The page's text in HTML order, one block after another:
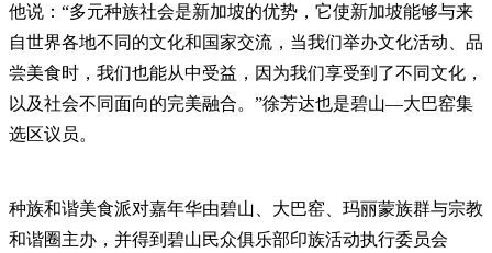
他说：“多元种族社会是新加坡的优势，它使新加坡能够与来
自世界各地不同的文化和国家交流，当我们举办文化活动、品
尝美食时，我们也能从中受益，因为我们享受到了不同文化，
以及社会不同面向的完美融合。”徐芳达也是碧山—大巴窑集
选区议员。
种族和谐美食派对嘉年华由碧山、大巴窑、玛丽蒙族群与宗教
和谐圈主办，并得到碧山民众俱乐部印族活动执行委员会